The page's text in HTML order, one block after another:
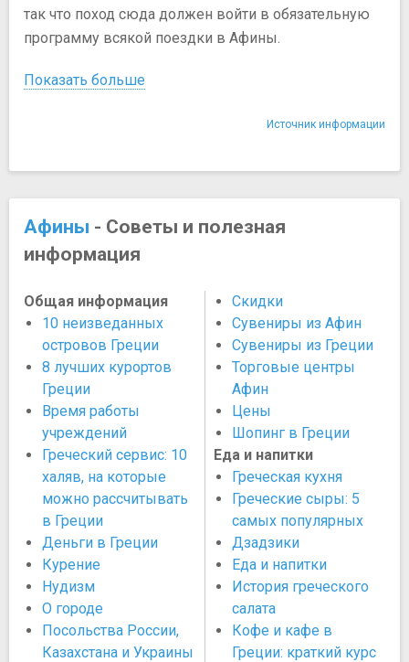
так что поход сюда должен войти в обязательную
программу всякой поездки в Афины.
Показать больше
Источник информации
Афины - Советы и полезная
информация
Общая информация
10 неизведанных
островов Греции
8 лучших курортов
Греции
Время работы
учреждений
Греческий сервис: 10
халяв, на которые
можно рассчитывать
в Греции
Деньги в Греции
Курение
Нудизм
О городе
Посольства России,
Казахстана и Украины
Скидки
Сувениры из Афин
Сувениры из Греции
Торговые центры
Афин
Цены
Шопинг в Греции
Еда и напитки
Греческая кухня
Греческие сыры: 5
самых популярных
Дзадзики
Еда и напитки
История греческого
салата
Кофе и кафе в
Греции: краткий курс